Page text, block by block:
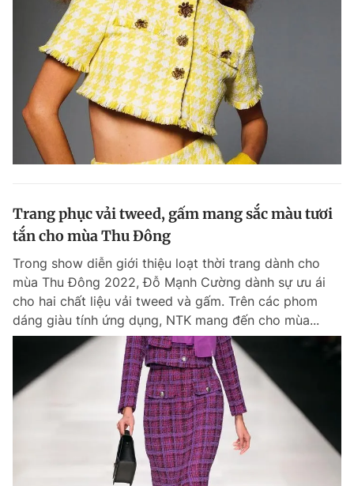
Trang phục vải tweed, gấm mang sắc màu tươi
tắn cho mùa Thu Đông
Trong show diễn giới thiệu loạt thời trang dành cho
mùa Thu Đông 2022, Đỗ Mạnh Cường dành sự ưu ái
cho hai chất liệu vải tweed và gấm. Trên các phom
dáng giàu tính ứng dụng, NTK mang đến cho mùa...